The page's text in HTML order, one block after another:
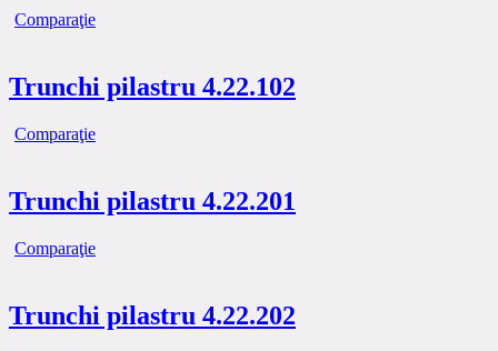
Comparaţie
Trunchi pilastru 4.22.102
Comparaţie
Trunchi pilastru 4.22.201
Comparaţie
Trunchi pilastru 4.22.202